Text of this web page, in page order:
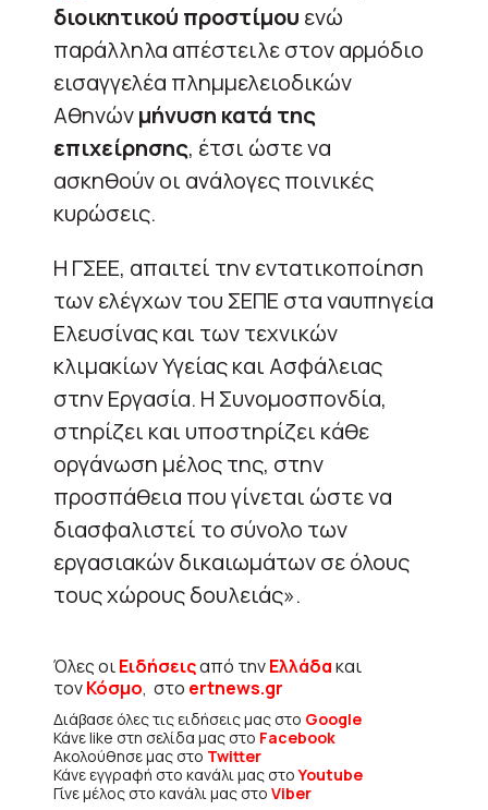
διοικητικού προστίμου ενώ
παράλληλα απέστειλε στον αρμόδιο
εισαγγελέα πλημμελειοδικών
Αθηνώνμήνυση κατά της
επιχείρησης, έτσι ώστε να
ασκηθούν οι ανάλογες ποινικές
κυρώσεις.
Η ΓΣΕΕ, απαιτεί την εντατικοποίηση
των ελέγχων του ΣΕΠΕ στα ναυπηγεία
Ελευσίνας και των τεχνικών
κλιμακίων Υγείας και Ασφάλειας
στην Εργασία. Η Συνομοσπονδία,
στηρίζει και υποστηρίζει κάθε
οργάνωση μέλος της, στην
προσπάθεια που γίνεται ώστε να
διασφαλιστεί το σύνολο των
εργασιακών δικαιωμάτων σε όλους
τους χώρους δουλειάς».
Όλες οιΕιδήσειςαπό τηνΕλλάδακαι
τονΚόσμο, στο ertnews.gr
Διάβασε όλες τις ειδήσεις μας στο Google
Κάνε like στη σελίδα μας στο Facebook
Ακολούθησε μας στο Twitter
Κάνε εγγραφή στο κανάλι μας στοYoutube
Γίνε μέλος στο κανάλι μας στο Viber